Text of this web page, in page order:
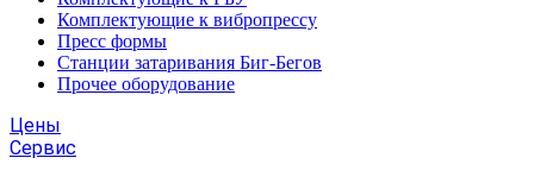
Комплектующие к вибропрессу
Пресс формы
Станции затаривания Биг-Бегов
Прочее оборудование
Цены
Сервис